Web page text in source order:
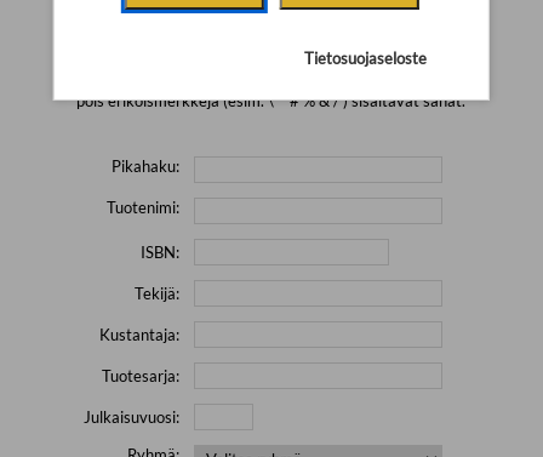
pois erikoismerkkejä (esim. \' " # % & / ) sisältävät sanat.
Pikahaku:
Tuotenimi:
ISBN:
Tekijä:
Kustantaja:
Tuotesarja:
Julkaisuvuosi:
Tietosuojaseloste